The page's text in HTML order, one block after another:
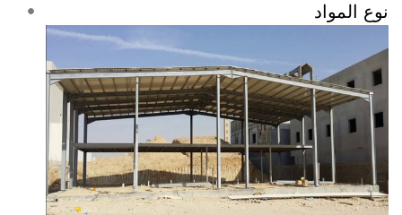
نوع المواد